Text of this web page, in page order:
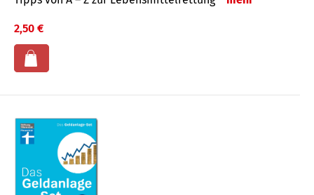
2,50 €